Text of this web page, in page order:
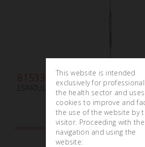
815330
ESPÁTULA PARA MODELAR CERA
This website is intended
exclusively for
the health sector and uses
cookies to improve and
the use of the website by
visitor. Proceeding with the
navigation and using the
website: